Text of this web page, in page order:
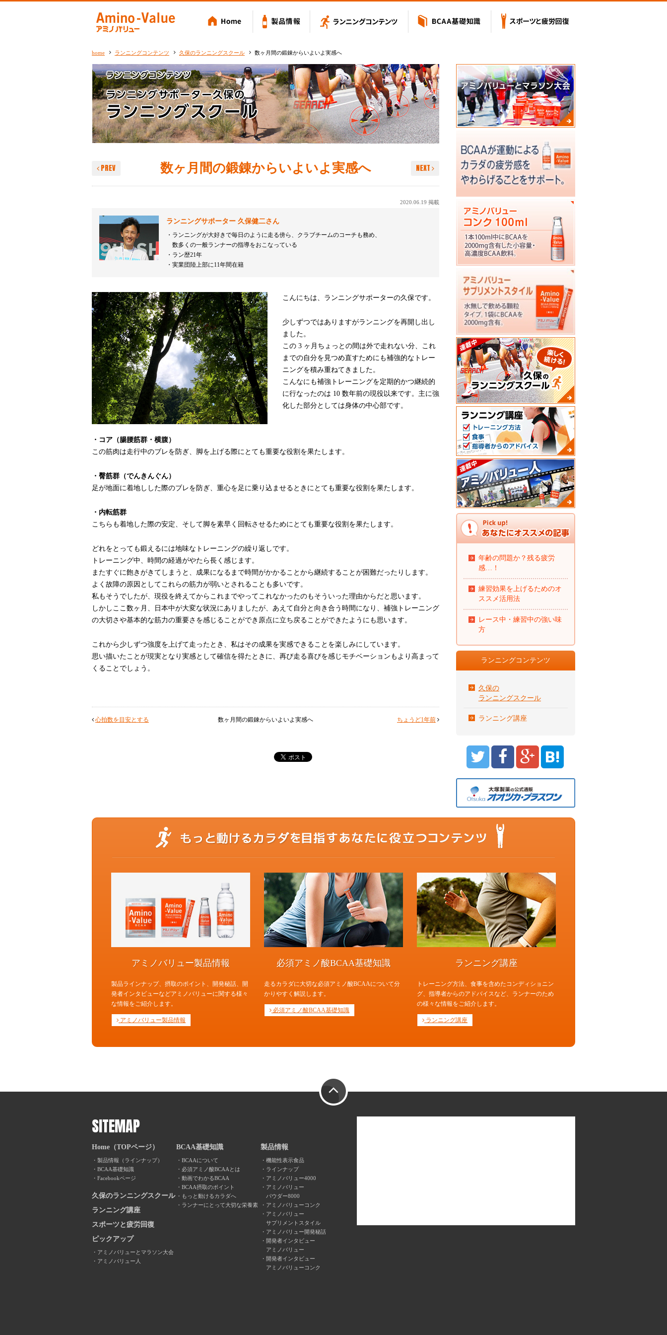
Amino-Value アミノバリュー BCAA基礎知識
home ランニングコンテンツ 久保のランニングスクール 数ヶ月間の鍛錬からいよいよ実感へ
数ヶ月間の鍛錬からいよいよ実感へ
PREV NEXT
2020.06.19 掲載
ランニングサポーター 久保健二さん
ランニングが大好きで毎日のように走る傍ら、クラブチームのコーチも務め、
数多くの一般ランナーの指導をおこなっている
ラン歴21年
実業団陸上部に11年間在籍
こんにちは、ランニングサポーターの久保です。
少しずつではありますがランニングを再開し出し
ました。
この 3 ヶ月ちょっとの間は外で走れない分、これ
までの自分を見つめ直すためにも補強的なトレー
ニングを積み重ねてきました。
こんなにも補強トレーニングを定期的かつ継続的
に行なったのは 10 数年前の現役以来です。主に強
化した部分としては身体の中心部です。
・コア（腸腰筋群・横腹）
この筋肉は走行中のブレを防ぎ、脚を上げる際にとても重要な役割を果たします。
・臀筋群（でんきんぐん）
足が地面に着地しした際のブレを防ぎ、重心を足に乗り込ませるときにとても重要な役割を果たします。
・内転筋群
こちらも着地した際の安定、そして脚を素早く回転させるためにとても重要な役割を果たします。
どれをとっても鍛えるには地味なトレーニングの繰り返しです。
トレーニング中、時間の経過がやたら長く感じます。
またすぐに飽きがきてしまうと、成果になるまで時間がかかることから継続することが困難だったりします。
よく故障の原因としてこれらの筋力が弱いとされることも多いです。
私もそうでしたが、現役を終えてからこれまでやってこれなかったのもそういった理由からだと思います。
しかしここ数ヶ月、日本中が大変な状況にありましたが、あえて自分と向き合う時間になり、補強トレーニング
の大切さや基本的な筋力の重要さを感じることができ原点に立ち戻ることができたようにも思います。
これから少しずつ強度を上げて走ったとき、私はその成果を実感できることを楽しみにしています。
思い描いたことが現実となり実感として確信を得たときに、再び走る喜びを感じモチベーションもより高まって
くることでしょう。
数ヶ月間の鍛錬からいよいよ実感へ
心拍数を目安とする ちょうど1年前
年齢の問題か？残る疲労
感…！
練習効果を上げるためのオ
ススメ活用法
レース中・練習中の強い味
方
ランニングコンテンツ
久保の
ランニングスクール
ランニング講座
B!
もっと動ける体を目指すあなた
アミノバリュー製品情報
製品ラインナップ、摂取のポイント、開発秘話、開
発者インタビューなどアミノバリューに関する様々
な情報をご紹介します。
アミノバリュー製品情報
必須アミノ酸BCAA基礎知識
走るカラダに大切な必須アミノ酸BCAAについて分
かりやすく解説します。
必須アミノ酸BCAA基礎知識
ランニング講座
トレーニング方法、食事を含めたコンディショニン
グ、指導者からのアドバイスなど、ランナーのため
の様々な情報をご紹介します。
ランニング講座
SITEMAP
Home（TOPページ）
製品情報（ラインナップ）
BCAA基礎知識
Facebookページ
久保のランニングスクール
ランニング講座
スポーツと疲労回復
ピックアップ
アミノバリューとマラソン大会
アミノバリュー人
BCAA基礎知識
BCAAについて
必須アミノ酸BCAAとは
動画でわかるBCAA
BCAA摂取のポイント
もっと動けるカラダへ
ランナーにとって大切な栄養素
製品情報
機能性表示食品
ラインナップ
アミノバリュー4000
アミノバリュー
パウダー8000
アミノバリューコンク
アミノバリュー
サプリメントスタイル
アミノバリュー開発秘話
開発者インタビュー
アミノバリュー
開発者インタビュー
アミノバリューコンク